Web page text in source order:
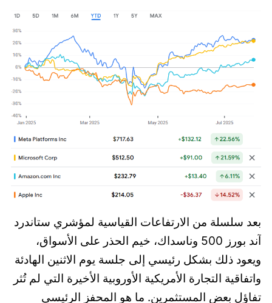
بعد سلسلة من الارتفاعات القياسية لمؤشري ستاندرد
آند بورز 500 وناسداك، خيم الحذر على الأسواق،
ويعود ذلك بشكل رئيسي إلى جلسة يوم الاثنين الهادئة
واتفاقية التجارة الأمريكية الأوروبية الأخيرة التي لم تُثر
تفاؤل بعض المستثمرين. ما هو المحفز الرئيسي